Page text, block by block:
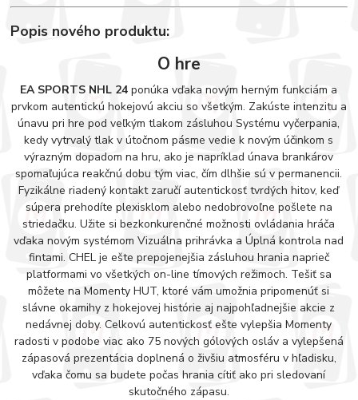
Popis nového produktu:
O hre
EA SPORTS NHL 24 ponúka vďaka novým herným funkciám a
prvkom autentickú hokejovú akciu so všetkým. Zakúste intenzitu a
únavu pri hre pod veľkým tlakom zásluhou Systému vyčerpania,
kedy vytrvalý tlak v útočnom pásme vedie k novým účinkom s
výrazným dopadom na hru, ako je napríklad únava brankárov
spomaľujúca reakčnú dobu tým viac, čím dlhšie sú v permanencii.
Fyzikálne riadený kontakt zaručí autentickosť tvrdých hitov, keď
súpera prehodíte plexisklom alebo nedobrovoľne pošlete na
striedačku. Užite si bezkonkurenčné možnosti ovládania hráča
vďaka novým systémom Vizuálna prihrávka a Úplná kontrola nad
fintami. CHEL je ešte prepojenejšia zásluhou hrania naprieč
platformami vo všetkých on-line tímových režimoch. Tešiť sa
môžete na Momenty HUT, ktoré vám umožnia pripomenúť si
slávne okamihy z hokejovej histórie aj najpohľadnejšie akcie z
nedávnej doby. Celkovú autentickosť ešte vylepšia Momenty
radosti v podobe viac ako 75 nových gólových osláv a vylepšená
zápasová prezentácia doplnená o živšiu atmosféru v hľadisku,
vďaka čomu sa budete počas hrania cítiť ako pri sledovaní
skutočného zápasu.